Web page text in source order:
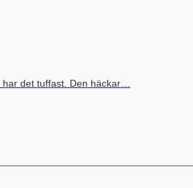
det tuffast. Den häckar…